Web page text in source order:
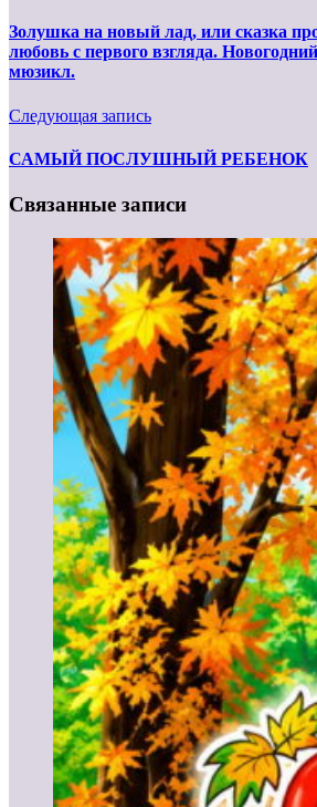
Золушка на новый лад, или сказка
любовь с первого взгляда.
мюзикл.
Следующая запись
САМЫЙ ПОСЛУШНЫЙ РЕБЕНОК
Связанные записи